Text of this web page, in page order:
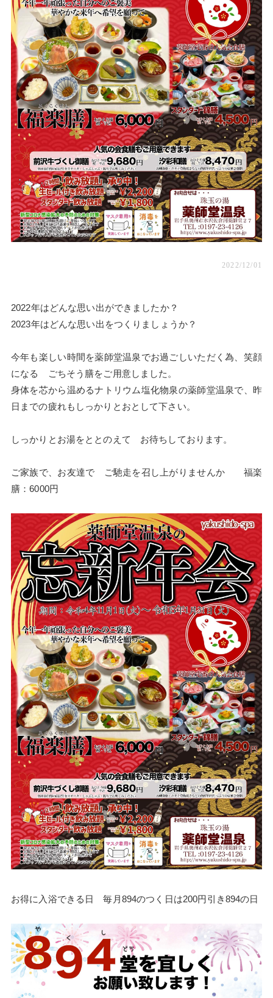
2022/12/01
2022年はどんな思い出ができましたか？
2023年はどんな思い出をつくりましょうか？
今年も楽しい時間を薬師堂温泉でお過ごしいただく為、笑顔
になる ごちそう膳をご用意しました。
身体を芯から温めるナトリウム塩化物泉の薬師堂温泉で、昨
日までの疲れもしっかりとおとして下さい。
しっかりとお湯をととのえて お待ちしております。
ご家族で、お友達で ご馳走を召し上がりませんか 福楽
膳：6000円
お得に入浴できる日 毎月894のつく日は200円引き894の日